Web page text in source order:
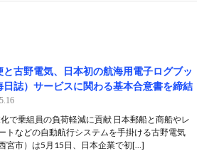
と古野電気、日本初の航海用電子ログブッ
日誌）サービスに関わる基本合意書を締結
で乗組員の負荷軽減に貢献 日本郵船と商船やレ
トなどの自動航行システムを手掛ける古野電気
西宮市）は5月15日、日本企業で初[…]